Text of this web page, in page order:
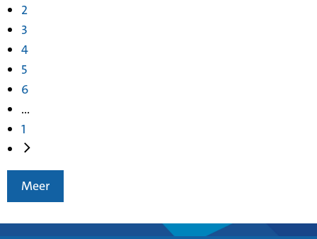
2
3
4
5
6
...
1
Meer